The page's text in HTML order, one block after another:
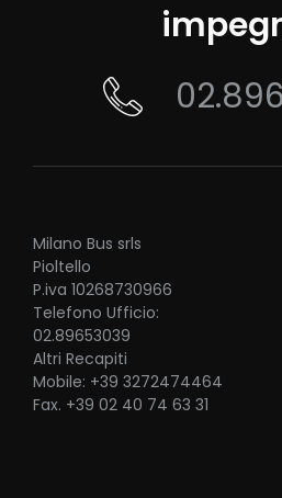
Milano Bus srls
Pioltello
P.iva 10268730966
Telefono Ufficio:
02.89653039
Altri Recapiti
Mobile: +39 3272474464
Fax. +39 02 40 74 63 31